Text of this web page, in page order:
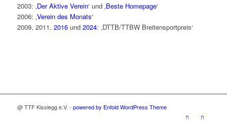
2003: ‚Der Aktive Verein‘ und ‚Beste Homepage‘
2006: ‚Verein des Monats‘
2009, 2011, 2016und 2024: ‚DTTB/TTBW Breitensportpreis‘
@ TTF Kisslegg e.V. - powered by Enfold WordPress Theme